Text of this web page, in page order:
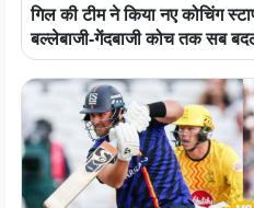
गिल की टीम ने किया नए कोचिंग
बल्लेबाजी-गेंदबाजी कोच तक सब